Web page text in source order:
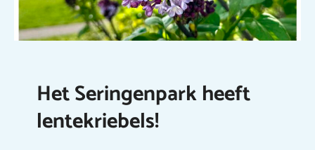
Het Seringenpark heeft
lentekriebels!